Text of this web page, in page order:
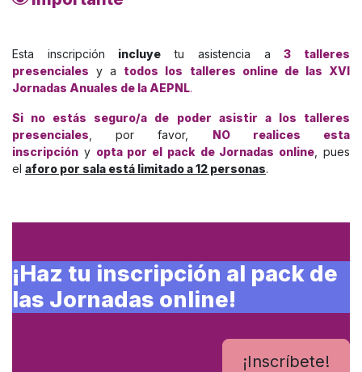
Esta inscripción incluye tu asistencia a3 talleres
presenciales y a todos los talleres online de las XVI
Jornadas Anuales de la AEPNL.
Si no estás seguro/a de poder asistir a los talleres
presenciales , por favor, NO realices esta
inscripción y opta por el pack de Jornadas online , pues
el aforo por sala está limitado a 12 personas.
¡Haz tu inscripción al pack de
las Jornadas online!
¡Inscríbete!